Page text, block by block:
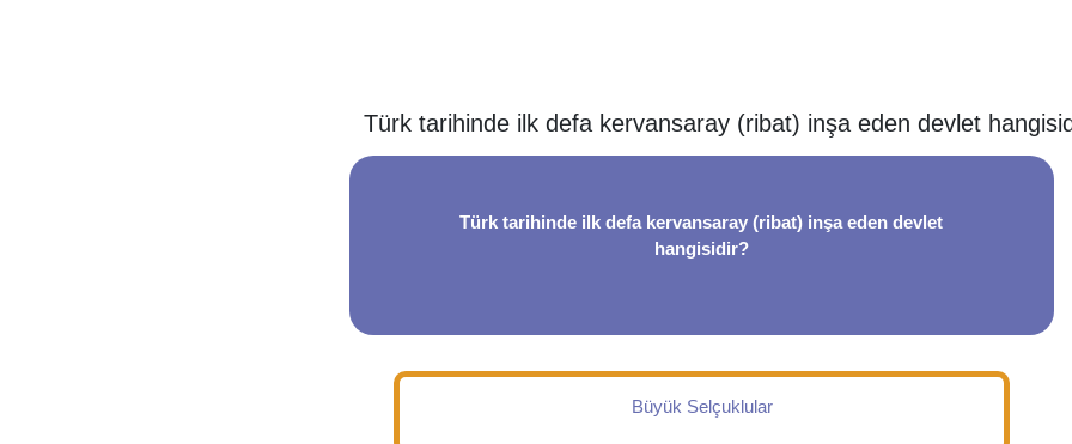
Türk tarihinde ilk defa kervansaray (ribat) inşa eden devlet
Türk tarihinde ilk defa kervansaray (ribat) inşa eden devlet
hangisidir?
Büyük Selçuklular